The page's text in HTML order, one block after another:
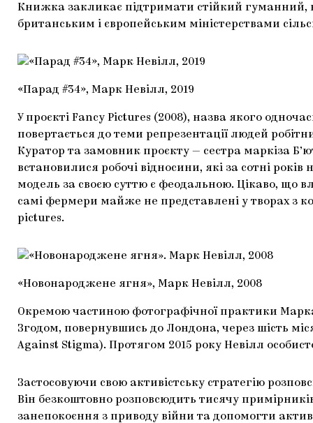
Книжка закликає підтримати стійкий гуманний,
британським і європейським міністерствами
«Парад #34», Марк Невілл, 2019
У проєкті Fancy Pictures (2008), назва якого
повертається до теми репрезентації людей
Куратор та замовник проєкту — сестра маркіза
встановилися робочі відносини, які за сотні
модель за своєю суттю є феодальною. Цікаво, що
самі фермери майже не представлені у творах з
pictures.
«Новонароджене ягня», Марк Невілл, 2008
Окремою частиною фотографічної практики Марка
Згодом, повернувшись до Лондона, через шість
Against Stigma). Протягом 2015 року Невілл
Застосовуючи свою активістську стратегію
Він безкоштовно розповсюдить тисячу
занепокоєння з приводу війни та допомогти